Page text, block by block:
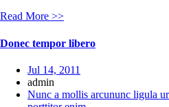
Read More >>
Donec tempor libero
Jul 14, 2011
admin
Nunc a mollis arcununc ligula